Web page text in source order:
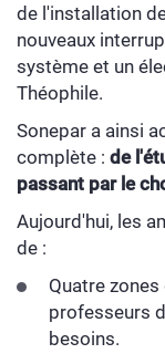
de l'installation
nouveaux
système et un
Théophile.
Sonepar a ainsi
complète : de
passant par le
Aujourd'hui, les
de :
Quatre
professeurs
besoins.